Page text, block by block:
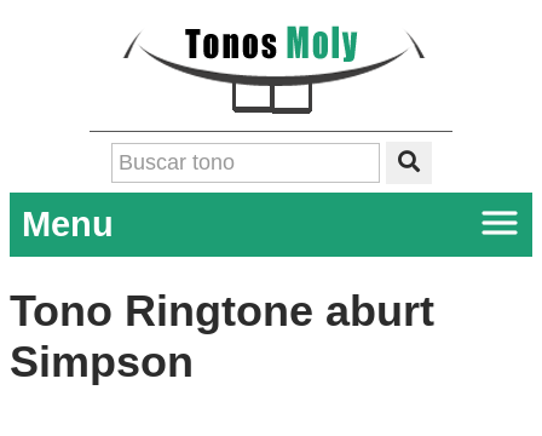
Menu
Tono Ringtone aburt
Simpson